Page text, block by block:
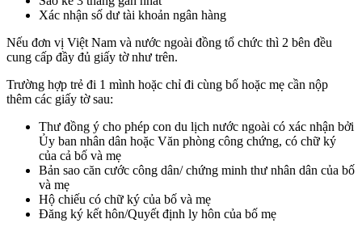
Xác nhận số dư tài khoản ngân hàng
Nếu đơn vị Việt Nam và nước ngoài đồng tổ chức thì 2 bên đều
cung cấp đầy đủ giấy tờ như trên.
Trường hợp trẻ đi 1 mình hoặc chỉ đi cùng bố hoặc mẹ cần nộp
thêm các giấy tờ sau:
Thư đồng ý cho phép con du lịch nước ngoài có xác nhận bởi
Ủy ban nhân dân hoặc Văn phòng công chứng, có chữ ký
của cả bố và mẹ
Bản sao căn cước công dân/ chứng minh thư nhân dân của bố
và mẹ
Hộ chiếu có chữ ký của bố và mẹ
Đăng ký kết hôn/Quyết định ly hôn của bố mẹ